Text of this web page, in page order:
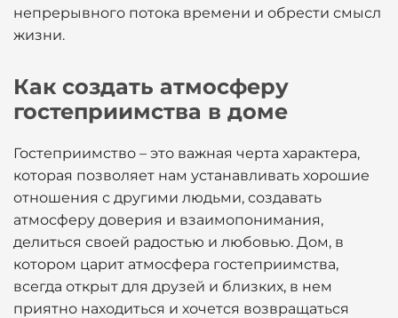
непрерывного потока времени и обрести смысл
жизни.
Как создать атмосферу
гостеприимства в доме
Гостеприимство – это важная черта характера,
которая позволяет нам устанавливать хорошие
отношения с другими людьми, создавать
атмосферу доверия и взаимопонимания,
делиться своей радостью и любовью. Дом, в
котором царит атмосфера гостеприимства,
всегда открыт для друзей и близких, в нем
приятно находиться и хочется возвращаться